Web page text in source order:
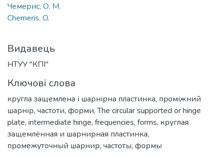
Чемерис, О. М.
Chemeris, O.
Видавець
НТУУ "КПІ"
Ключові слова
кругла защемлена і шарнірна пластинка, проміжний
шарнір, частоти, форми,The circular supported or hinge
plate, intermediate hinge, frequencies, forms, круглая
защемлённая и шарнирная пластинка,
промежуточный шарнир, частоты, формы